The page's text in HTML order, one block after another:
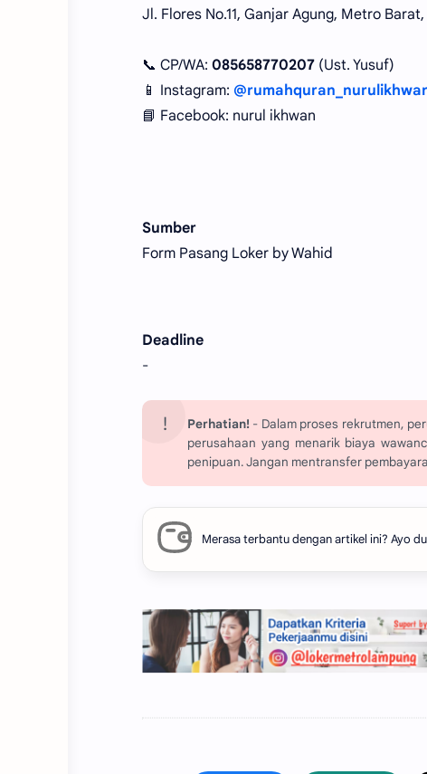
Jl. Flores No.11, Ganjar Agung, Metro
📞 CP/WA: 085658770207 (Ust. Yusuf)
📱 Instagram:
📘 Facebook: nurul ikhwan
Sumber
Form Pasang Loker by Wahid
Deadline
-
Perhatian! - Dalam proses rekrutmen,
perusahaan yang menarik biaya
penipuan. Jangan mentransfer
Merasa terbantu dengan artikel ini? Ayo